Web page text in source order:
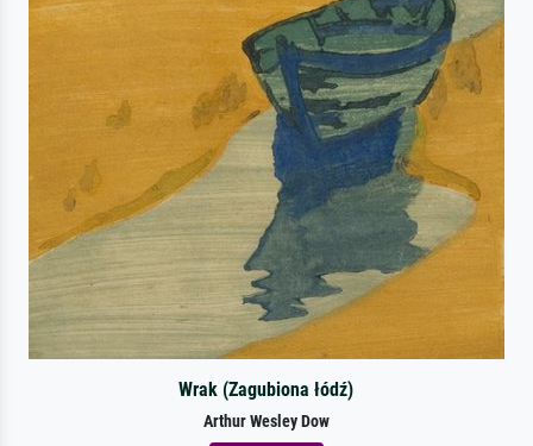
Wrak (Zagubiona łódź)
Arthur Wesley Dow